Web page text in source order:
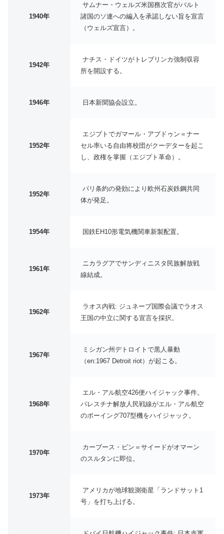
1940年
サムナー・ウェルズ米国務次官がバルト
諸国のソ連への編入を承認しない旨を宣言
（ウェルズ宣言）。
1942年
ナチス・ドイツがトレブリンカ強制収容
所を開設する。
1946年 日本新聞協会設立。
1952年
エジプトでガマール・アブドゥン＝ナー
セル率いる自由将校団がクーデターを起こ
し、政権を掌握（エジプト革命）。
1952年
パリ条約の発効により欧州石炭鉄鋼共同
体が発足。
1954年 国鉄EH10形電気機関車新製配置。
1961年
ニカラグアでサンディニスタ民族解放戦
線結成。
1962年
ラオス内戦: ジュネーブ国際会議でラオス
王国の中立に関する宣言を採択。
1967年
ミシガン州デトロイトで黒人暴動
（en:1967 Detroit riot）が起こる。
1968年
エル・アル航空426便ハイジャック事件。
パレスチナ解放人民戦線がエル・アル航空
のボーイング707型機をハイジャック。
1970年
カーブース・ビン＝サイードがオマーン
のスルタンに即位。
1973年
アメリカが地球観測衛星「ランドサット1
号」を打ち上げる。